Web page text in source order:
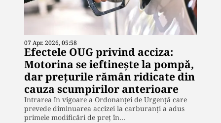
07 Apr. 2026, 05:58
Efectele OUG privind acciza:
Motorina se ieftinește la pompă,
dar prețurile rămân ridicate din
cauza scumpirilor anterioare
Intrarea în vigoare a Ordonanței de Urgență care
prevede diminuarea accizei la carburanți a adus
primele modificări de preț în…